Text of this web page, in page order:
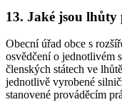
13. Jaké jsou
Obecní úřad obce s
osvědčení o jednotlivém
členských státech ve
jednotlivě vyrobené
stanovené prováděcím